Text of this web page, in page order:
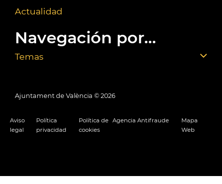
Actualidad
Navegación por...
Temas
Ajuntament de València © 2026
Aviso
legal
Política
privacidad
Política de
cookies
Agencia Antifraude
Mapa
Web